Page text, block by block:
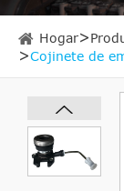
Hogar
Cojinete de